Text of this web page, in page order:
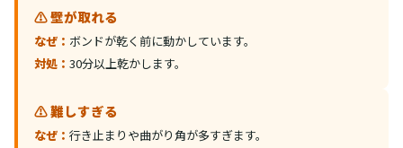
⚠️ 壁が取れる
なぜ： ボンドが乾く前に動かしています。
対処： 30分以上乾かします。
⚠️ 難しすぎる
なぜ： 行き止まりや曲がり角が多すぎます。